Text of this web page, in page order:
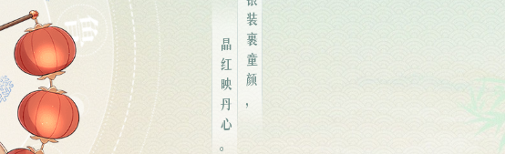
银装裹童颜，
晶红映丹心。